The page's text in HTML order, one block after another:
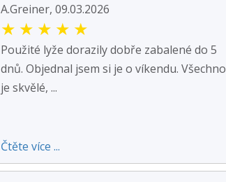
A.Greiner, 09.03.2026
★ ★ ★ ★ ★
Použité lyže dorazily dobře zabalené do 5
dnů. Objednal jsem si je o víkendu. Všechno
je skvělé, ...
Čtěte více ...